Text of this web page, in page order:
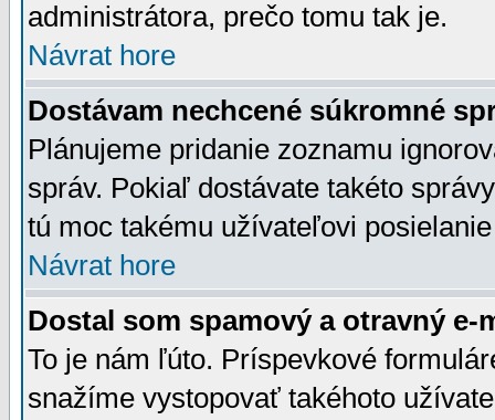
administrátora, prečo tomu tak je.
Návrat hore
Dostávam nechcené súkromné
Plánujeme pridanie zoznamu
správ. Pokiaľ dostávate takéto
tú moc takému užívateľovi
Návrat hore
Dostal som spamový a otravný e-
To je nám ľúto. Príspevkové
snažíme vystopovať takéhoto